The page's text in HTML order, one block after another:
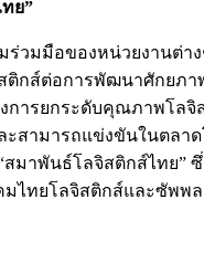
ย”
ร่วมมือของหน่วยงานต่าง
กส์ต่อการพัฒนาศักยภา
การยกระดับคุณภาพโลจิ
สามารถแข่งขันในตลาด
มาพันธ์โลจิสติกส์ไทย”
มไทยโลจิสติกส์และซัพพล